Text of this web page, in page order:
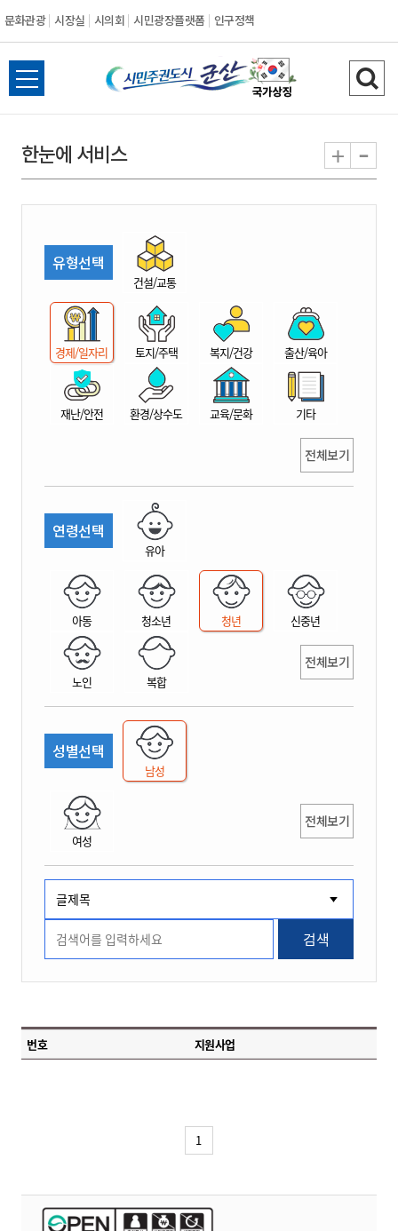
문화관광 시장실 시의회 시민광장플랫폼 인구정책
시
민
권
시
산
전
체
뉴
열
검
색
기
한눈에 서비스 + -
유형선택
건설/교통
경제/일자리 토지/주택 복지/건강 출산/육아
재난/안전 환경/상수도 교육/문화 기타
전체보기
연령선택
유아
아동 청소년 청년 신중년
노인 복합
전체보기
성별선택
남성
여성
전체보기
검색
번호 지원사업
1